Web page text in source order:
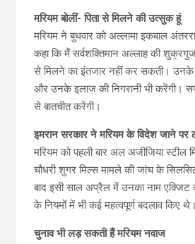
मरियम बोलीं- पिता से मिलने की उत्सुक हूं
मरियम ने बुधवार को अल्लामा इकबाल
कहा कि मैं सर्वशक्तिमान अल्लाह की
से मिलने का इंतजार नहीं कर सकती। उनके
और उनके इलाज की निगरानी भी करेंगी।
से बातचीत करेंगी।
इमरान सरकार ने मरियम के विदेश जाने पर
मरियम को पहली बार अल अजीजिया स्टील
चौधरी शुगर मिल्स मामले की जांच के
बाद इसी साल अप्रैल में उनका नाम एक्जिट
के नियमों में भी कई महत्वपूर्ण बदलाव किए थे।
चुनाव भी लड़ सकती हैं मरियम नवाज